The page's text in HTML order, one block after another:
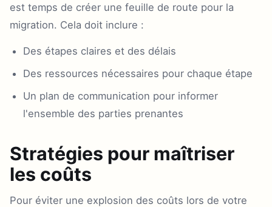
est temps de créer une feuille de route pour la
migration. Cela doit inclure :
Des étapes claires et des délais
Des ressources nécessaires pour chaque étape
Un plan de communication pour informer
l'ensemble des parties prenantes
Stratégies pour maîtriser
les coûts
Pour éviter une explosion des coûts lors de votre